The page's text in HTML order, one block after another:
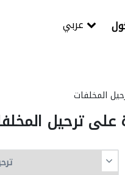
المخلفات
على ترحيل